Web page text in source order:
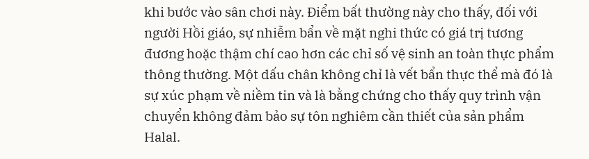
khi bước vào sân chơi này. Điểm bất thường này cho thấy, đối với
người Hồi giáo, sự nhiễm bẩn về mặt nghi thức có giá trị tương
đương hoặc thậm chí cao hơn các chỉ số vệ sinh an toàn thực phẩm
thông thường. Một dấu chân không chỉ là vết bẩn thực thể mà đó là
sự xúc phạm về niềm tin và là bằng chứng cho thấy quy trình vận
chuyển không đảm bảo sự tôn nghiêm cần thiết của sản phẩm
Halal.